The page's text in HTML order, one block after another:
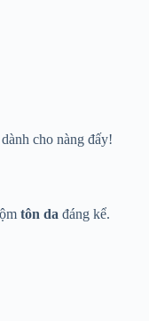
cho nàng đấy!
tôn da đáng kể.